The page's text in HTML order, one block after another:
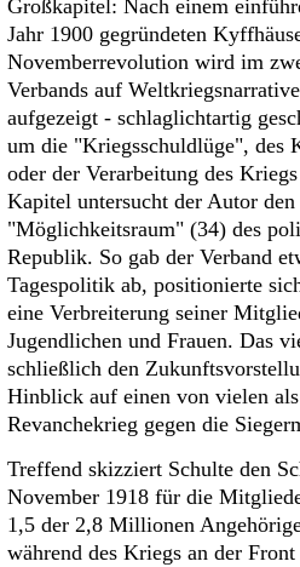
Großkapitel: Nach einem
Jahr 1900 gegründeten
Novemberrevolution wird im
Verbands auf
aufgezeigt - schlaglichtartig
um die "Kriegsschuldlüge", des
oder der Verarbeitung des
Kapitel untersucht der Autor
"Möglichkeitsraum" (34) des
Republik. So gab der Verband
Tagespolitik ab, positionierte
eine Verbreiterung seiner
Jugendlichen und Frauen. Das
schließlich den
Hinblick auf einen von vielen
Revanchekrieg gegen die
Treffend skizziert Schulte den
November 1918 für die
1,5 der 2,8 Millionen
während des Kriegs an der